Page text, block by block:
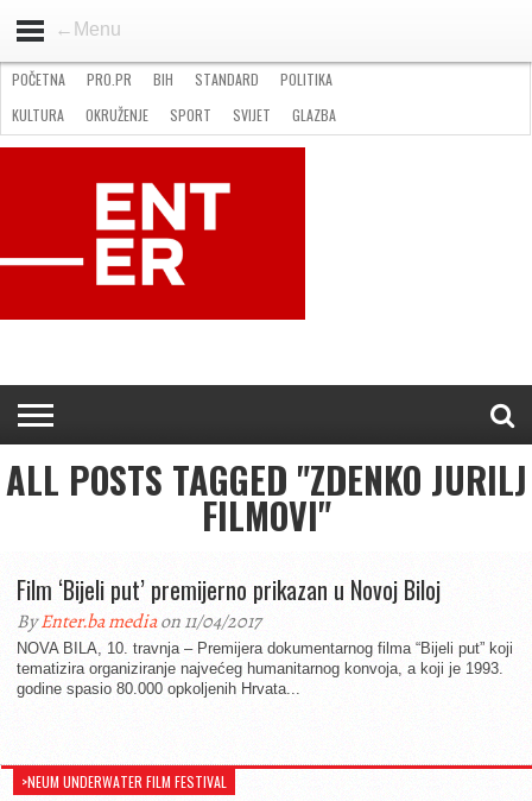
←Menu
STANDARD
GOSPODARSTVO
OKRUŽENJE
POČETNA PRO.PR BIH STANDARD
POLITIKA
KULTURA
OKRUŽENJE SPORT SVIJET
GLAZBA
NATJEČAJI
FILMING LOCATION IN BH KONTAKT
ALL POSTS TAGGED "ZDENKO JURILJ
FILMOVI"
Film ‘Bijeli put’ premijerno prikazan u Novoj Biloj
ByEnter.ba mediaon 11/04/2017
NOVA BILA, 10. travnja – Premijera dokumentarnog filma “Bijeli put” koji
tematizira organiziranje najvećeg humanitarnog konvoja, a koji je 1993.
godine spasio 80.000 opkoljenih Hrvata...
>NEUM UNDERWATER FILM FESTIVAL